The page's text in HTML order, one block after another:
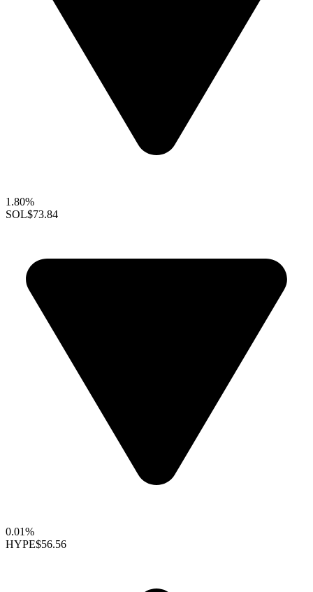
1.80%
SOL$73.84
0.01%
HYPE$56.56